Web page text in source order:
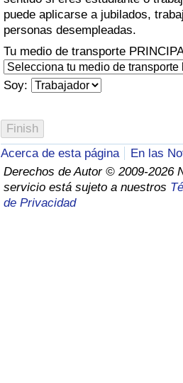
puede aplicarse a jubilados,
personas desempleadas.
Tu medio de transporte
Soy:
Acerca de esta página
En las
Derechos de Autor © 2009-2026
servicio está sujeto a nuestros
de Privacidad
Índice de Criminalidad
Índice de criminalidad por país
Índice de Sanidad (Actual)
Índice de Sanidad